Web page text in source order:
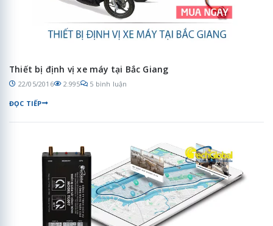
Thiết bị định vị xe máy tại Bắc Giang
22/05/2016 2.995 5 bình luận
ĐỌC TIẾP